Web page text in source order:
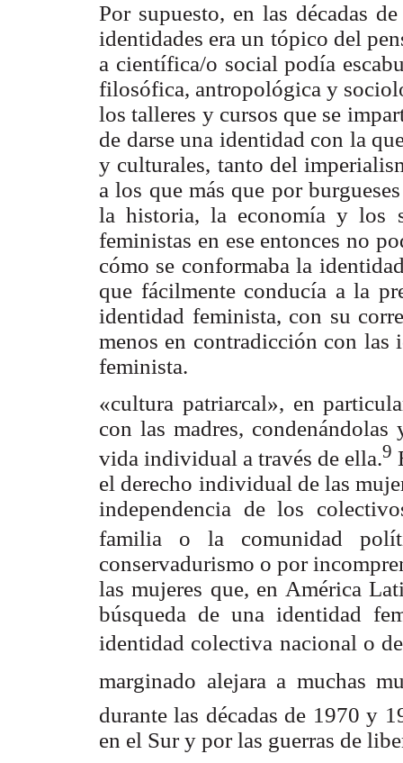
Por supuesto, en las décadas
identidades era un tópico del
a científica/o social podía
filosófica, antropológica y
los talleres y cursos que se
de darse una identidad con la
y culturales, tanto del
a los que más que por
la historia, la economía y los
feministas en ese entonces no
cómo se conformaba la
que fácilmente conducía a la
identidad feminista, con su
menos en contradicción con las
feminista.
«cultura patriarcal», en
con las madres,
vida individual a través de ella.9
el derecho individual de las
independencia de los
familia o la comunidad
conservadurismo o por
las mujeres que, en América
búsqueda de una identidad
identidad colectiva nacional o
marginado alejara a muchas
durante las décadas de 1970 y
en el Sur y por las guerras de